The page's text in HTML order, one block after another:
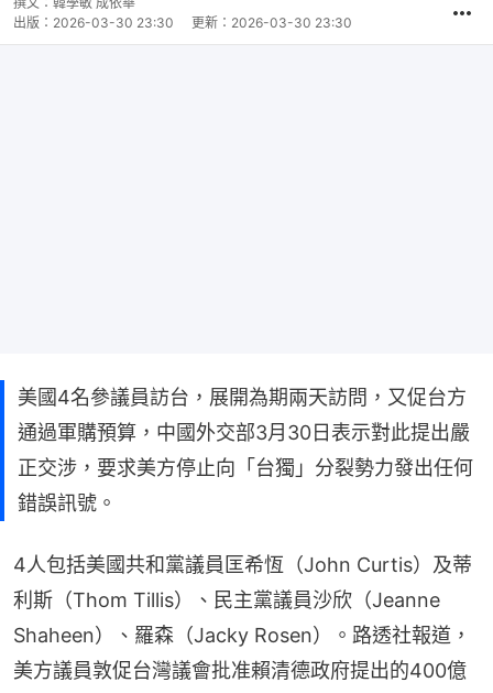
出版： 2026-03-30 23:30 更新： 2026-03-30 23:30
美國4名參議員訪台，展開為期兩天訪問，又促台方
通過軍購預算，中國外交部3月30日表示對此提出嚴
正交涉，要求美方停止向「台獨」分裂勢力發出任何
錯誤訊號。
4人包括美國共和黨議員匡希恆（John Curtis）及蒂
利斯（Thom Tillis）、民主黨議員沙欣（Jeanne
Shaheen）、羅森（Jacky Rosen）。路透社報道，
美方議員敦促台灣議會批准賴清德政府提出的400億